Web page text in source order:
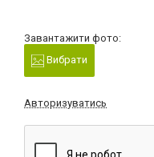
Завантажити фото:
Вибрати
Авторизуватись